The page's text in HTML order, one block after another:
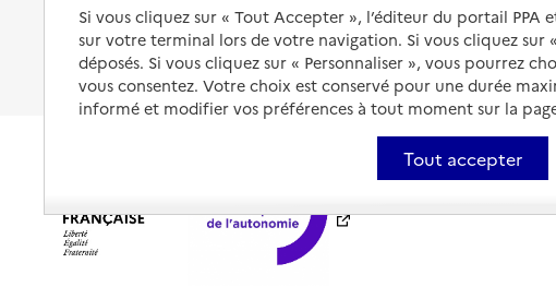
Les politiques du grand âge
Fin de vie à domicile
Si vous cliquez sur « Tout Accepter », l’éditeur du portail PPA
sur votre terminal lors de votre navigation. Si vous cliquez sur
déposés. Si vous cliquez sur « Personnaliser », vous pourrez
vous consentez. Votre choix est conservé pour une durée
informé et modifier vos préférences à tout moment sur la
Tout accepter